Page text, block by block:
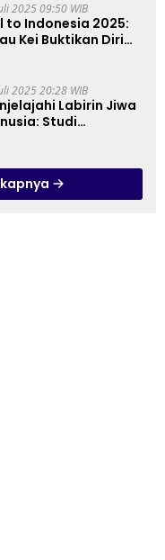
2025 09:50 WIB
to Indonesia 2025:
Kei Buktikan Diri
2025 20:28 WIB
Labirin Jiwa
Studi
di RSJ